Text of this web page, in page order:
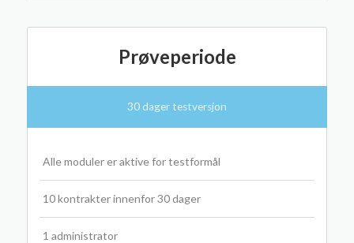
Prøveperiode
30 dager testversjon
Alle moduler er aktive for testformål
10 kontrakter innenfor 30 dager
1 administrator